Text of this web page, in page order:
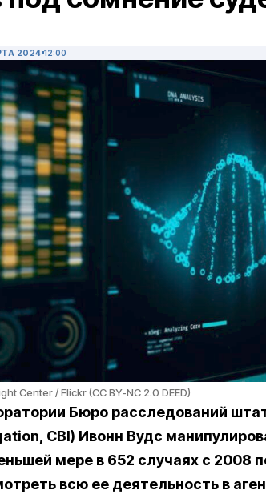
2024 12:00
Center / Flickr (CC BY-NC 2.0 DEED)
Бюро расследований
CBI) Ивонн Вудс
мере в 652 случаях с 2008
всю ее деятельность в